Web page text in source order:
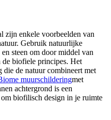
zijn enkele voorbeelden van
Gebruik natuurlijke
steen om door middel van
de biofiele principes. Het
die de natuur combineert met
muurschilderingmet
achtergrond is een
biofilisch design in je ruimte